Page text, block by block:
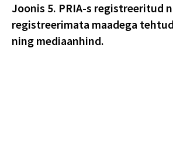
Joonis 5. PRIA-s registreeritud
registreerimata maadega
ning mediaanhind.